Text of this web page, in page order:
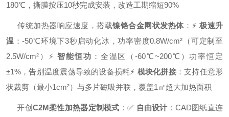
180℃，撕膜按压10秒完成安装，改造工期缩短90%
传统加热器响应速度，搭载镍铬合金网状发热体： ⚡极速升
温 ：-50℃环境下3秒启动化冰，功率密度0.8W/cm²（可定制至
2.5W/cm²）
⚡智能恒功 ：全温区（-60℃~200℃）功率恒定
±1%，告别温度震荡导致的设备损耗⚡ 模块化拼接：支持任意形
状裁剪（最小1cm²）与多片磁吸并联，覆盖1㎡超大加热面积
开创 C2M柔性加热器定制模式 ： ✅ 自由设计 ：CAD图纸直连